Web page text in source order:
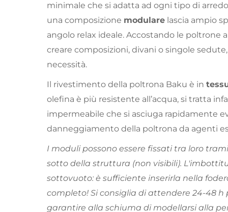
minimale che si adatta ad ogni tipo di
una composizione modulare lascia ampio
angolo relax ideale. Accostando le poltrone
creare composizioni, divani o singole
necessità.
Il rivestimento della poltrona Baku è in
olefina è più resistente all’acqua, si tratta
impermeabile che si asciuga rapidamente
danneggiamento della poltrona da agenti
I moduli possono essere fissati tra loro
sotto della struttura (non visibili).
sottovuoto: è sufficiente inserirla nella
completo! Si consiglia di attendere 24-48 h
garantire alla schiuma di modellarsi alla